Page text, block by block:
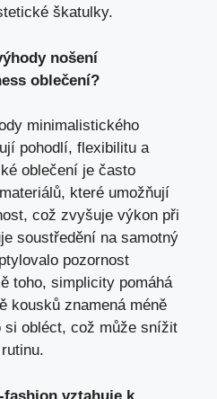
škatulky.
nošení
oblečení?
minimalistického
pohodlí, flexibilitu a
oblečení je často
které umožňují
což zvyšuje výkon při
soustředění na samotný
pozornost
toho, simplicity pomáhá
znamená méně
si obléct, což může snížit
fashion vztahuje k